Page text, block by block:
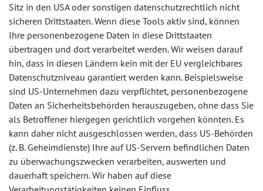
Sitz in den USA oder sonstigen datenschutzrechtlich nicht
sicheren Drittstaaten. Wenn diese Tools aktiv sind, können
Ihre personenbezogene Daten in diese Drittstaaten
übertragen und dort verarbeitet werden. Wir weisen darauf
hin, dass in diesen Ländern kein mit der EU vergleichbares
Datenschutzniveau garantiert werden kann. Beispielsweise
sind US-Unternehmen dazu verpflichtet, personenbezogene
Daten an Sicherheitsbehörden herauszugeben, ohne dass Sie
als Betroffener hiergegen gerichtlich vorgehen könnten. Es
kann daher nicht ausgeschlossen werden, dass US-Behörden
(z. B. Geheimdienste) Ihre auf US-Servern befindlichen Daten
zu überwachungszwecken verarbeiten, auswerten und
dauerhaft speichern. Wir haben auf diese